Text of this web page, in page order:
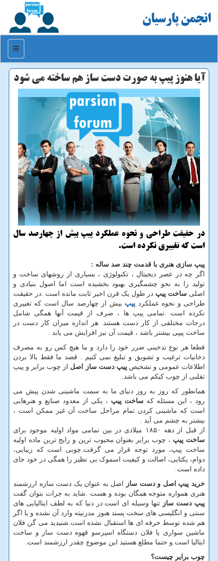
انجمن پارسیان
منو
آیا هنوز پیپ به صورت دست ساز هم ساخته می شود
در حقیقت طراحی و نحوه عملکرد پیپ بیش از چهارصد سال
است که تغییری نکرده است.
پیپ سازی هنری با قدمت چند صد ساله :
اگر چه در عصر دیجیتال ، تکنولوژی ، بسیاری از روشهای ساخت و
تولید را به نحو چشمگیری بهبود بخشیده است اما اصول بنیادی و
اصلی ساخت پیپ در طول یک قرن اخیر ثابت مانده است .در حقیقت
طراحی و نحوه عملکرد پیپ بیش از چهارصد سال است که تغییری
نکرده است .تمامی پیپ ها ، صرف از قیمت آنها همگی شامل
درجات مختلفی از کار دست هستند. هر اندازه میزان کار دست در
ساخت پیپی بیشتر باشد ، قیمت آن نیز افزایش می یابد .
قطعا هر نوع تدخینی ضرر خود را دارد و ما هیچ کس رو به مصرف
دخانیات ترغیب و تشویق و تبلیغ نمی کنیم . قصد ما فقط بالا بردن
اطلاعات عمومی و تشخیصپیپ دست ساز اصل از چوب برایر و پیپ
تقلبی از چوب کیکم می باشد.
همانطور که روز به روز دنیای ما به سمت ماشینی شدن پیش می
رود ، این مسئله که ساخت پیپ ، یکی از معدود صنایع و هنرهایی
است که ماشینی کردن تمام مراحل ساخت آن غیر ممکن است ،
بیشتر به چشم می آید .
از قبل از دهه ۱۸۵۰ میلادی در بین تمامی مواد اولیه موجود برای
ساخت پیپ ، چوب برایر بعنوان محبوب ترین و رایج ترین ماده اولیه
ساخت پیپ، مورد توجه قرار می گرفت.چوبی است که زیبایی،
دوام، یکتایی، اصالت و کیفیت اسموک بی نظیر را همگی در خود جای
داده است.
خرید پیپ اصل و دست ساز
اصل به عنوان یک دست سازه ارزشمند
هنری همواره متوجه همگان بوده و هست .شاید به جرات بتوان گفت
پیپ دست ساز تنها وسیله ای است در دنیا که به لطف ایتالیایی های
سنتی و انگلیسی های سخت پسند هنوز مدرنیته وارد آن نشده و یا اگر
هم شده توسط حرفه ای ها استقبال نشده است.شنیدید می گن فلان
ماشین سواری یا فلان دستگاه اسپرسو قهوه دست ساز و ساخت
ایتالیا است.و حتما مطلع هستید این موضوع چقدر ارزشمند است.
چوب برایر چیست؟